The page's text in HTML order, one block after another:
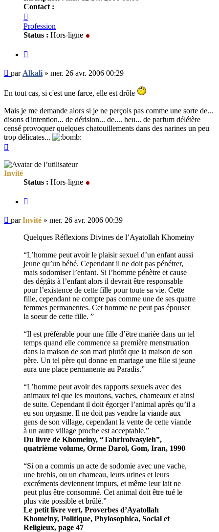
Contact :
Alkali
Profession
Status : Hors-ligne
Message
non
par Alkali » mer. 26 avr. 2006 00:29
En tout cas, si c'est une farce, elle est drôle
Mais je me demande alors si je ne perçois pas comme une sorte de...
disons d'intention... de dérision... de.... heu... de parfum délétère
censé provoquer quelques chatouillements dans des narines un peu
trop délicates...
Invité
Status : Hors-ligne
Message
non
parInvité » mer. 26 avr. 2006 00:39
Quelques Réflexions Divines de l’Ayatollah Khomeiny
“L’homme peut avoir le plaisir sexuel d’un enfant aussi
jeune qu’un bébé. Cependant il ne doit pas pénétrer,
mais sodomiser l’enfant. Si l’homme pénètre et cause
des dégâts à l’enfant alors il devrait être responsable
pour l’existence de cette fille pour toute sa vie. Cette
fille, cependant ne compte pas comme une de ses quatre
femmes permanentes. Cet homme ne peut pas épouser
la soeur de cette fille. ”
“Il est préférable pour une fille d’être mariée dans un tel
temps quand elle commence sa première menstruation
dans la maison de son mari plutôt que la maison de son
père. Un tel père qui donne en mariage une fille si jeune
aura une place permanente au Paradis.”
“L’homme peut avoir des rapports sexuels avec des
animaux tel que les moutons, vaches, chameaux et ainsi
de suite. Cependant il doit égorger l’animal après qu’il a
eu son orgasme. Il ne doit pas vendre la viande aux
gens de son village, cependant la vente de cette viande
à un autre village proche est acceptable.”
Du livre de Khomeiny, “Tahrirolvasyleh”,
quatrième volume, Orme Darol, Gom, Iran, 1990
“Si on a commis un acte de sodomie avec une vache,
une brebis, ou un chameau, leurs urines et leurs
excréments deviennent impurs, et même leur lait ne
peut plus être consommé. Cet animal doit être tué le
plus vite possible et brûlé.”
Le petit livre vert, Proverbes d’Ayatollah
Khomeiny, Politique, Phylosophica, Social et
Religieux, page 47